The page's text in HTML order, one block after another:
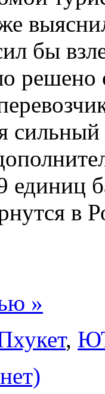
бы
решено
сильный
единиц
в
»
,